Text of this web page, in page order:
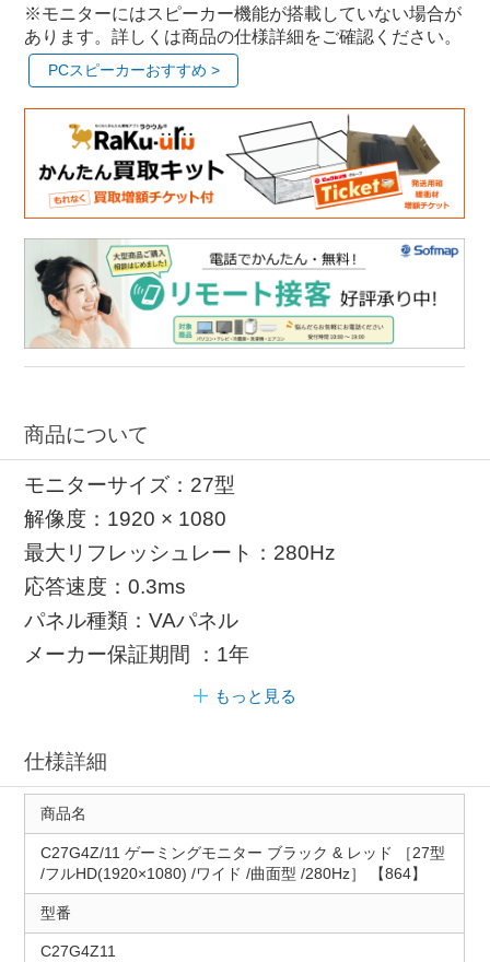
ゲーミングモニター AOC モニター AOC
※モニターにはスピーカー機能が搭載していない場合が
あります。詳しくは商品の仕様詳細をご確認ください。
PCスピーカーおすすめ >
商品について
モニターサイズ：27型
解像度：1920 × 1080
最大リフレッシュレート：280Hz
応答速度：0.3ms
パネル種類：VAパネル
メーカー保証期間 ：1年
もっと見る
仕様詳細
商品名
C27G4Z/11 ゲーミングモニター ブラック & レッド ［27型
/フルHD(1920×1080) /ワイド /曲面型 /280Hz］ 【864】
型番
C27G4Z11